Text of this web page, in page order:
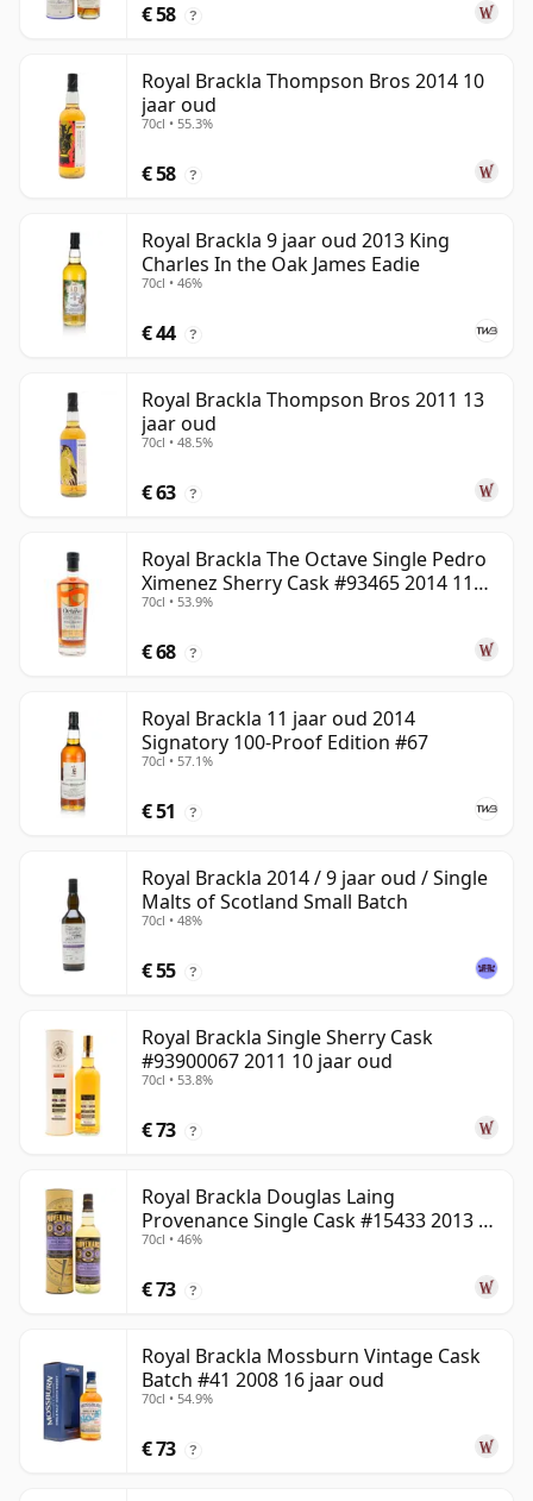
€ 58 ?
Royal Brackla Thompson Bros 2014 10
jaar oud
70cl • 55.3%
€ 58 ?
Royal Brackla 9 jaar oud 2013 King
Charles In the Oak James Eadie
70cl • 46%
€ 44 ?
Royal Brackla Thompson Bros 2011 13
jaar oud
70cl • 48.5%
€ 63 ?
Royal Brackla The Octave Single Pedro
Ximenez Sherry Cask #93465 2014 11
jaar oud
70cl • 53.9%
€ 68 ?
Royal Brackla 11 jaar oud 2014
Signatory 100-Proof Edition #67
70cl • 57.1%
€ 51 ?
Royal Brackla 2014 / 9 jaar oud / Single
Malts of Scotland Small Batch
70cl • 48%
€ 55 ?
Royal Brackla Single Sherry Cask
#93900067 2011 10 jaar oud
70cl • 53.8%
€ 73 ?
Royal Brackla Douglas Laing
Provenance Single Cask #15433 2013 8
jaar oud
70cl • 46%
€ 73 ?
Royal Brackla Mossburn Vintage Cask
Batch #41 2008 16 jaar oud
70cl • 54.9%
€ 73 ?